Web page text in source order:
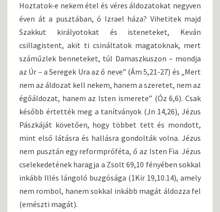
Hoztatok-e nekem étel­ és véres áldozatokat negyven
éven át a pusztában, ó Izrael háza? Vihetitek majd
Szakkut királyotokat és isteneteket, Keván
csillagistent, akit ti csináltatok magatoknak, mert
száműzlek benneteket, túl Damaszkuszon – mondja
az Úr – a Seregek Ura az ő neve” (Ám 5,21-27) és „Mert
nem az áldozat kell nekem, hanem a szeretet, nem az
égőáldozat, hanem az Isten ismerete” (Óz 6,6). Csak
később értették meg a tanítványok (Jn 14,26), Jézus
Pászkáját követően, hogy többet tett és mondott,
mint első látásra és hallásra gondolták volna. Jézus
nem pusztán egy reformpróféta, ő az Isten Fia. Jézus
cselekedetének haragja a Zsolt 69,10 fényében sokkal
inkább Illés lángoló buzgósága (1Kir 19,10.14), amely
nem rombol, hanem sokkal inkább magát áldozza fel
(emészti magát).